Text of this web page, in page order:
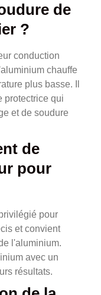
de
?
conduction
chauffe
plus basse. Il
protectrice qui
et de soudure
de
pour
pour
et convient
l'aluminium.
avec un
résultats.